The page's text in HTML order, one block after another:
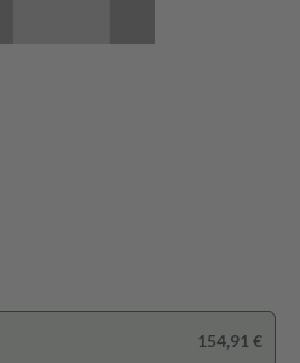
154,91 €